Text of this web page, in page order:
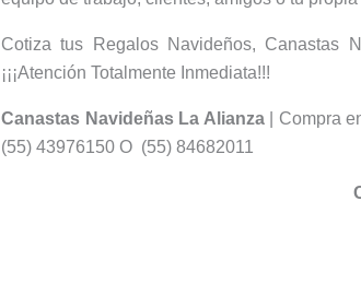
Cotiza tus Regalos Navideños, Canastas
¡¡¡Atención Totalmente Inmediata!!!
Canastas Navideñas La Alianza
| Compra
(55) 43976150 O (55) 84682011